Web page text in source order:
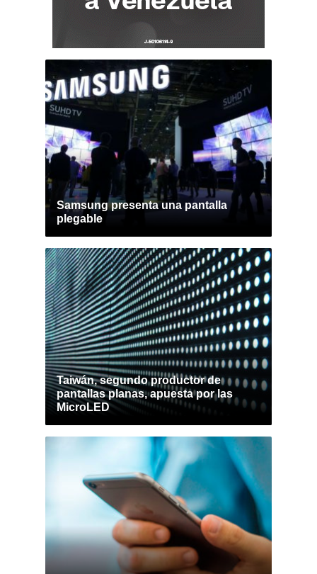
Samsung presenta una pantalla
plegable
Taiwán, segundo productor de
pantallas planas, apuesta por las
MicroLED